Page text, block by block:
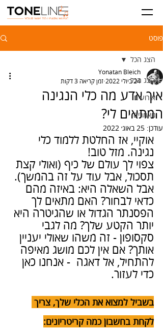
פוסט
הצג הכל
אירועים
מאמרים
הצג הכל
איך אדע מה כלי הנגינה
המתאים לי?
Yonatan Bleich
24 ביולי 2022
זמן קריאה 3 דקות
עודכן: 25 באוג׳ 2022
אוקיי, אז החלטת ללמוד כלי
נגינה. מזל טוב!
צפוי לך עולם של כיף (ואולי קצת
תסכול, אבל עוד על זה בהמשך).
אבל השאלה היא: באיזה מהם
כדאי לבחור? האם מתאים לך
הפסנתר הגדול או שהגיטרה היא
יותר הקטע שלך? מה לגבי
סקסופון - זה משהו שאולי יעניין
אותך? אם אין לכם מושג מאיפה
להתחיל, אל דאגה  - אנחנו כאן
כדי לעזור.
בשביל למצוא את הכלי שלך, צריך
לקחת בחשבון כמה קריטריונים: